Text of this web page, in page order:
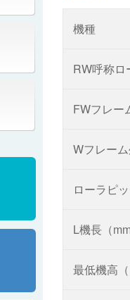
機種
RW呼称ロ
FWフレー
Wフレー
ローラピ
L機長（
最低機高